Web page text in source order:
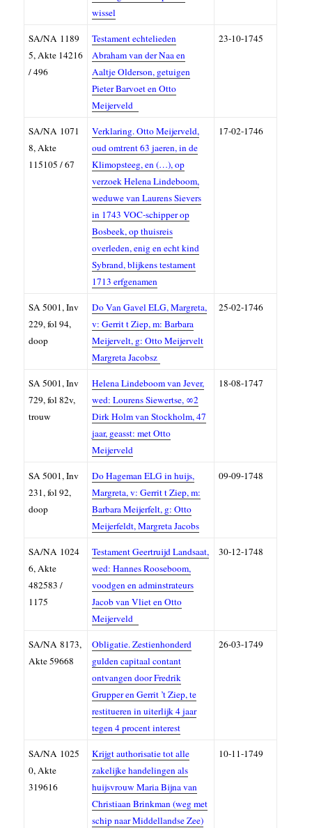
wissel
SA/NA 1189
5, Akte 14216
/ 496
Testament echtelieden
Abraham van der Naa en
Aaltje Olderson, getuigen
Pieter Barvoet en Otto
Meijerveld
23-10-1745
SA/NA 1071
8, Akte
115105 / 67
Verklaring. Otto Meijerveld,
oud omtrent 63 jaeren, in de
Klimopsteeg, en (…), op
verzoek Helena Lindeboom,
weduwe van Laurens Sievers
in 1743 VOC-schipper op
Bosbeek, op thuisreis
overleden, enig en echt kind
Sybrand, blijkens testament
1713 erfgenamen
17-02-1746
SA5001,Inv
229, fol 94,
doop
Do Van Gavel ELG, Margreta,
v: Gerrit t Ziep, m: Barbara
Meijervelt, g: Otto Meijervelt
Margreta Jacobsz
25-02-1746
SA 5001, Inv
729, fol 82v,
trouw
Helena Lindeboom van Jever,
wed: Lourens Siewertse, ∞2
Dirk Holm van Stockholm, 47
jaar, geasst: met Otto
Meijerveld
18-08-1747
SA5001,Inv
231, fol 92,
doop
Do Hageman ELG in huijs,
Margreta, v: Gerrit t Ziep, m:
Barbara Meijerfelt, g: Otto
Meijerfeldt, Margreta Jacobs
09-09-1748
SA/NA 1024
6, Akte
482583 /
1175
Testament Geertruijd Landsaat,
wed: Hannes Rooseboom,
voodgen en adminstrateurs
Jacob van Vliet en Otto
Meijerveld
30-12-1748
SA/NA 8173,
Akte 59668
Obligatie. Zestienhonderd
gulden capitaal contant
ontvangen door Fredrik
Grupper en Gerrit ’t Ziep, te
restitueren in uiterlijk 4 jaar
tegen 4 procent interest
26-03-1749
SA/NA 1025
0, Akte
319616
Krijgt authorisatie tot alle
zakelijke handelingen als
huijsvrouw Maria Bijna van
Christiaan Brinkman (weg met
schip naar Middellandse Zee)
10-11-1749